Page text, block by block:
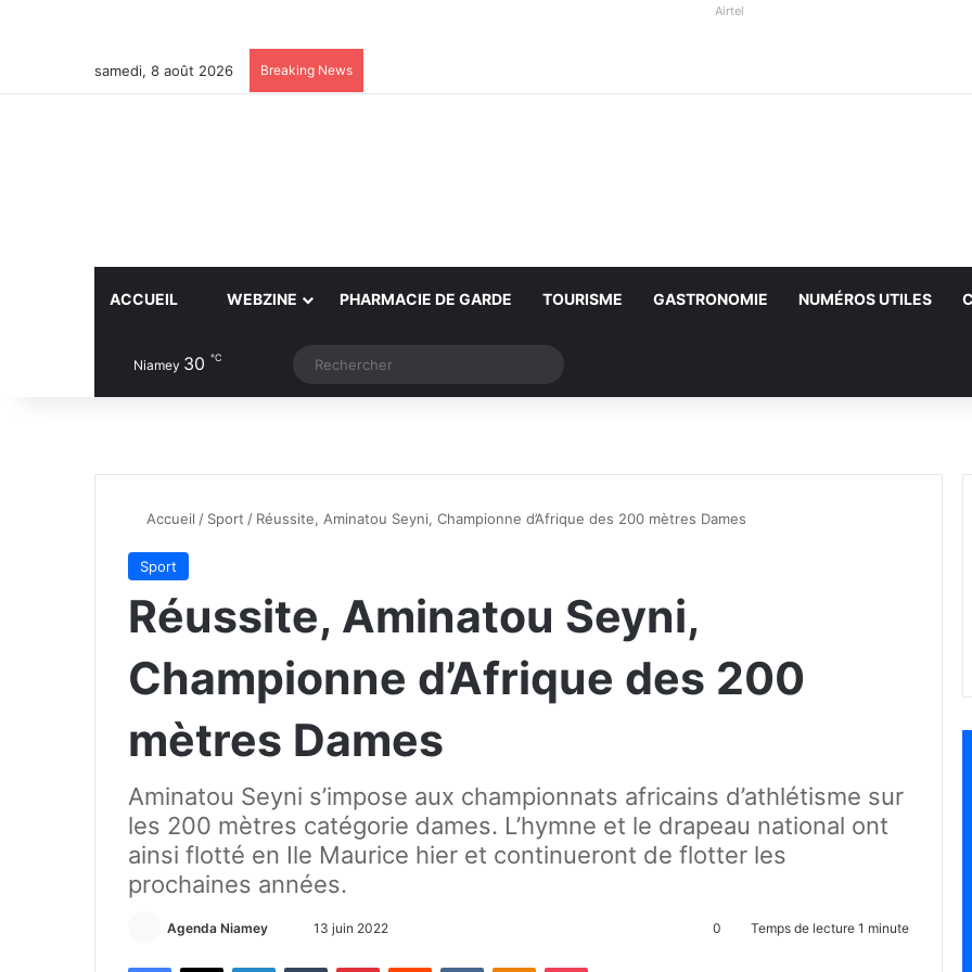
Airtel
samedi, 8 août 2026 Breaking News
ACCUEIL WEBZINE PHARMACIE DE GARDE TOURISME GASTRONOMIE NUMÉROS UTILES
Niamey 30 ℃ Article Aléatoire
Switch skin
Accueil / Sport / Réussite, Aminatou Seyni, Championne d’Afrique des 200 mètres Dames
Sport
Réussite, Aminatou Seyni,
Championne d’Afrique des 200
mètres Dames
Aminatou Seyni s’impose aux championnats africains d’athlétisme sur
les 200 mètres catégorie dames. L’hymne et le drapeau national ont
ainsi flotté en Ile Maurice hier et continueront de flotter les
prochaines années.
Agenda Niamey 13 juin 2022 0 Temps de lecture 1 minute